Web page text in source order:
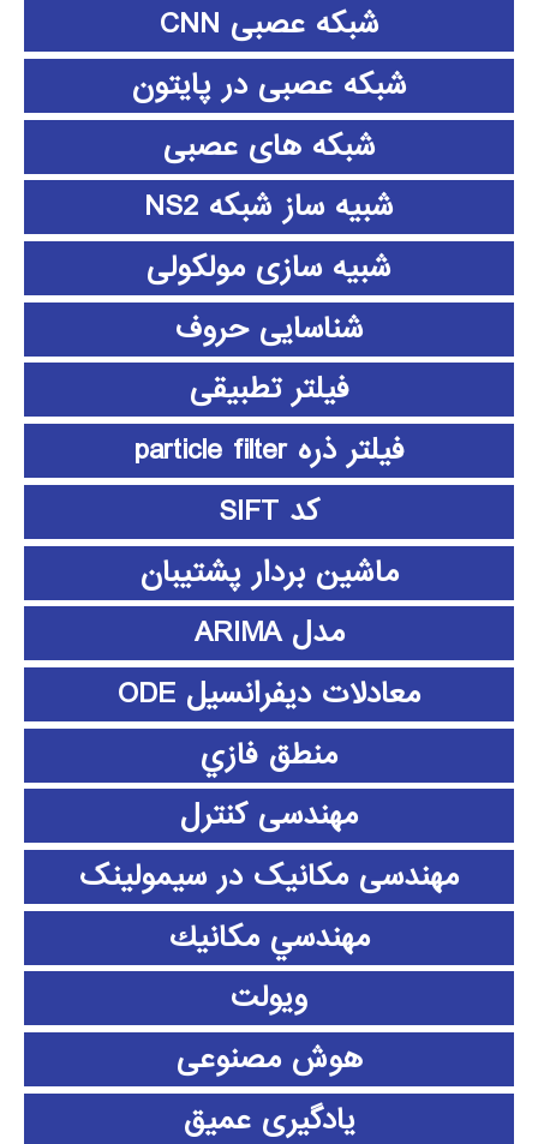
شبکه عصبی CNN
شبکه عصبی در پایتون
شبکه های عصبی
شبیه ساز شبکه NS2
شبیه سازی مولکولی
شناسایی حروف
فیلتر تطبیقی
فیلتر ذره particle filter
کد SIFT
ماشین بردار پشتیبان
مدل ARIMA
معادلات دیفرانسیل ODE
منطق فازي
مهندسی کنترل
مهندسی مکانیک در سیمولینک
مهندسي مكانيك
ویولت
هوش مصنوعی
یادگیری عمیق